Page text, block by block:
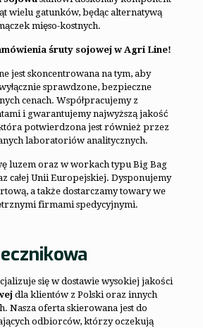
wielu gatunków, będąc alternatywą
mięso-kostnych.
śruty sojowej w Agri Line!
jest skoncentrowana na tym, aby
sprawdzone, bezpieczne
cenach. Współpracujemy z
i gwarantujemy najwyższą jakość
potwierdzona jest również przez
laboratoriów analitycznych.
luzem oraz w workach typu Big Bag
całej Unii Europejskiej. Dysponujemy
a także dostarczamy towary we
firmami spedycyjnymi.
się w dostawie wysokiej jakości
dla klientów z Polski oraz innych
Nasza oferta skierowana jest do
odbiorców, którzy oczekują